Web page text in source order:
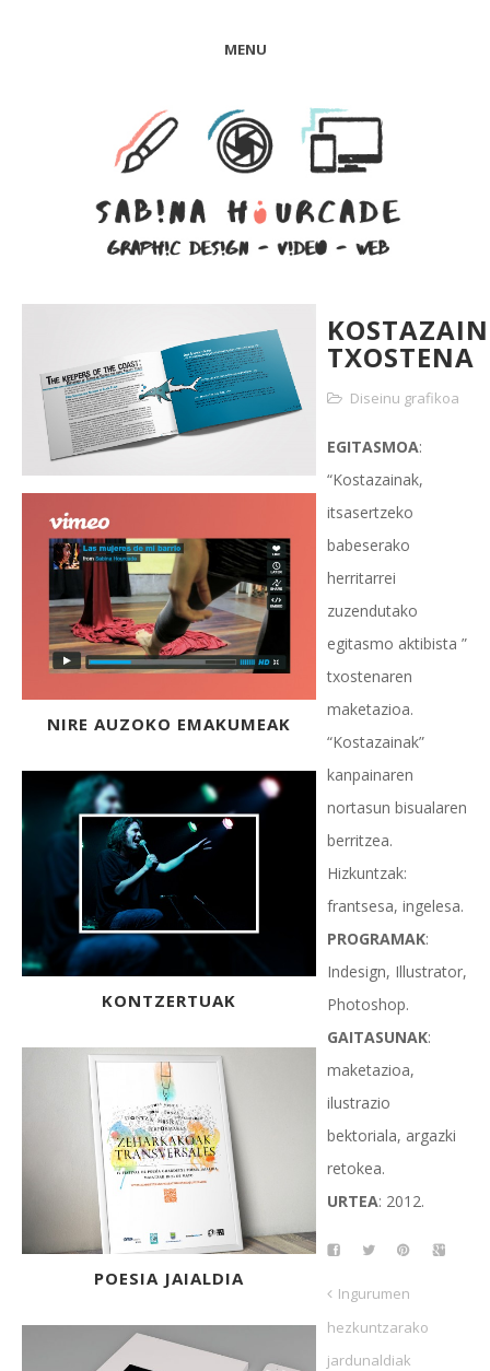
MENU
NIRE AUZOKO EMAKUMEAK
KONTZERTUAK
POESIA JAIALDIA
KOSTAZAIN
TXOSTENA
Diseinu grafikoa
EGITASMOA:
“Kostazainak,
itsasertzeko
babeserako
herritarrei
zuzendutako
egitasmo aktibista ”
txostenaren
maketazioa.
“Kostazainak”
kanpainaren
nortasun bisualaren
berritzea.
Hizkuntzak:
frantsesa, ingelesa.
PROGRAMAK:
Indesign, Illustrator,
Photoshop.
GAITASUNAK:
maketazioa,
ilustrazio
bektoriala, argazki
retokea.
URTEA: 2012.
Ingurumen
hezkuntzarako
jardunaldiak